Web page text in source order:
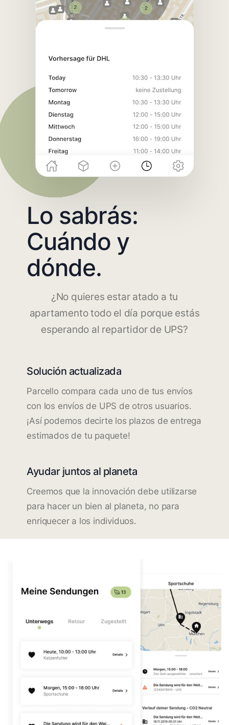
Lo sabrás:
Cuándo y
dónde.
¿No quieres estar atado a tu
apartamento todo el día porque estás
esperando al repartidor de UPS?
Solución actualizada
Parcello compara cada uno de tus envíos
con los envíos de UPS de otros usuarios.
¡Así podemos decirte los plazos de entrega
estimados de tu paquete!
Ayudar juntos al planeta
Creemos que la innovación debe utilizarse
para hacer un bien al planeta, no para
enriquecer a los individuos.